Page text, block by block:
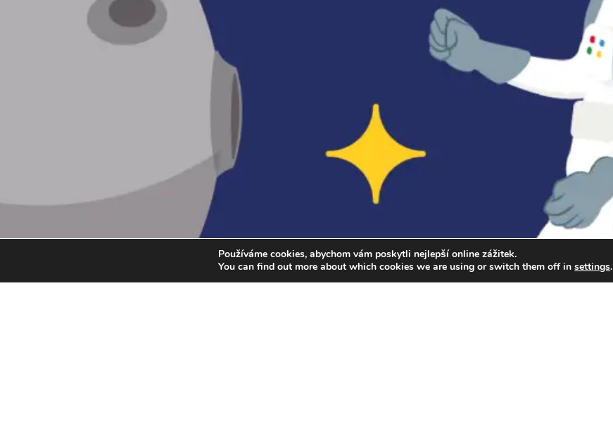
Používáme cookies, abychom vám poskytli nejlepší online zážitek.
You can find out more about which cookies we are using or switch them off insettings.